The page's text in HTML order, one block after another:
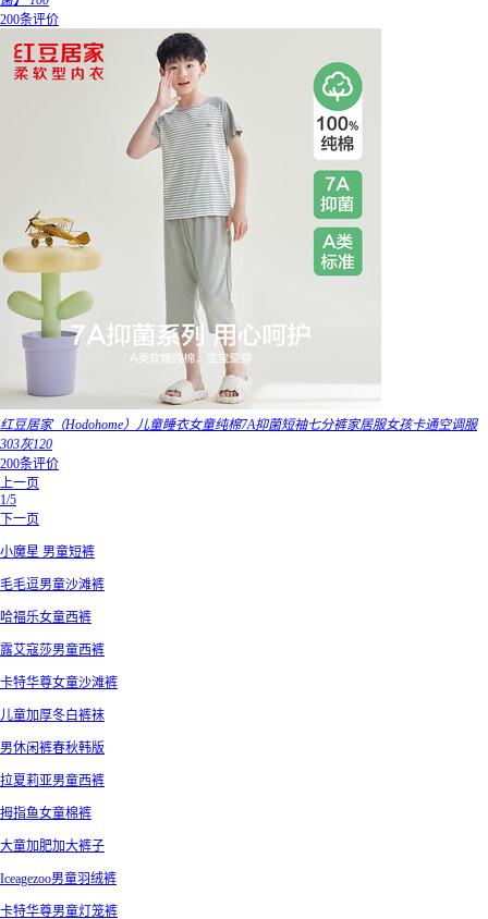
200条评价
红豆居家（Hodohome）儿童睡衣女童纯棉7A抑菌短袖七分裤家居服女孩卡通空调服
303灰120
200条评价
上一页
1/5
下一页
小魔星 男童短裤
毛毛逗男童沙滩裤
哈褔乐女童西裤
露艾寇莎男童西裤
卡特华尊女童沙滩裤
儿童加厚冬白裤袜
男休闲裤春秋韩版
拉夏莉亚男童西裤
拇指鱼女童棉裤
大童加肥加大裤子
Iceagezoo男童羽绒裤
卡特华尊男童灯笼裤